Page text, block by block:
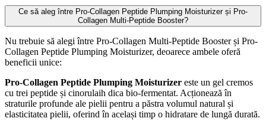
Ce să aleg între Pro-Collagen Peptide Plumping Moisturizer și Pro-
Collagen Multi-Peptide Booster?
Nu trebuie să alegi între Pro-Collagen Multi-Peptide Booster și Pro-
Collagen Peptide Plumping Moisturizer, deoarece ambele oferă
beneficii unice:
Pro-Collagen Peptide Plumping Moisturizer este un gel cremos
cu trei peptide și cinorulaih dica bio-fermentat. Acționează în
straturile profunde ale pielii pentru a păstra volumul natural și
elasticitatea pielii, oferind în același timp o hidratare de lungă durată.